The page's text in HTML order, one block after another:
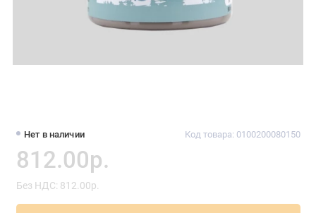
Нет в наличии Код товара: 0100200080150
812.00р.
Без НДС: 812.00р.